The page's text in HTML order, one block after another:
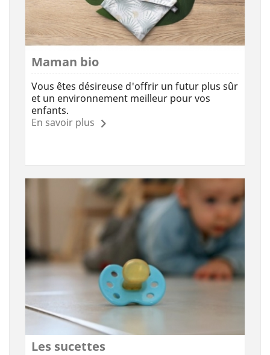
Maman bio
Vous êtes désireuse d'offrir un futur plus sûr
et un environnement meilleur pour vos
enfants.
En savoir plus
Les sucettes